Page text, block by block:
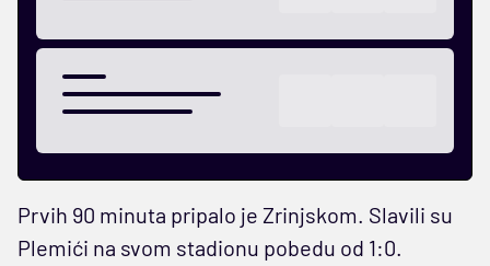
Prvih 90 minuta pripalo je Zrinjskom. Slavili su
Plemići na svom stadionu pobedu od 1:0.